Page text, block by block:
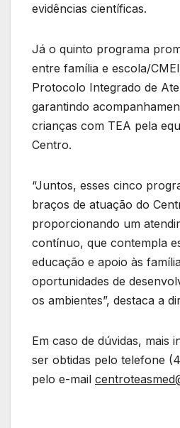
evidências científicas.
Já o quinto programa
entre família e escola/
Protocolo Integrado de
garantindo
crianças com TEA pela
Centro.
“Juntos, esses cinco
braços de atuação do
proporcionando um
contínuo, que contempla
educação e apoio às
oportunidades de
os ambientes”, destaca a
Em caso de dúvidas, mais
ser obtidas pelo telefone
pelo e-mail